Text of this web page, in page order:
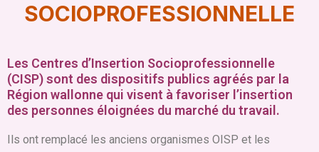
SOCIOPROFESSIONNELLE
Les Centres d’Insertion Socioprofessionnelle
(CISP) sont des dispositifs publics agréés par la
Région wallonne qui visent à favoriser l’insertion
des personnes éloignées du marché du travail.
Ils ont remplacé les anciens organismes OISP et les